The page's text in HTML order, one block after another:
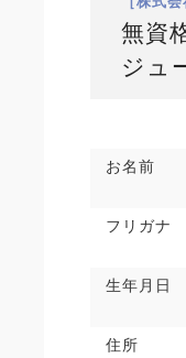
無資
ジュ
お名前
フリガナ
生年月日
住所